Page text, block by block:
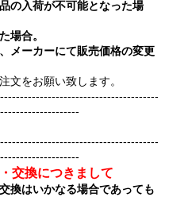
の入荷が不可能となった場
場合。
メーカーにて販売価格の変更
をお願い致します。
交換につきまして
換はいかなる場合であっても